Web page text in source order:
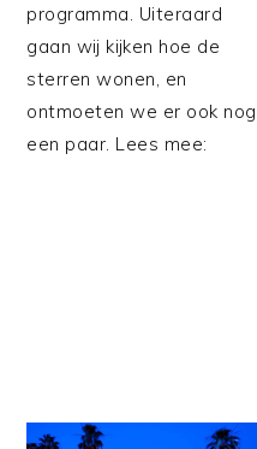
programma. Uiteraard
gaan wij kijken hoe de
sterren wonen, en
ontmoeten we er ook nog
een paar. Lees mee: